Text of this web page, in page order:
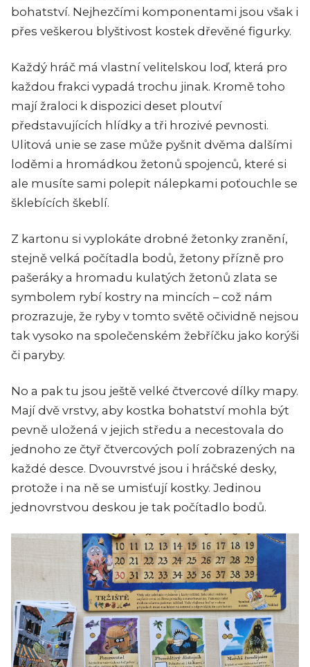
bohatství. Nejhezčími komponentami jsou však i
přes veškerou blyštivost kostek dřevěné figurky.
Každý hráč má vlastní velitelskou loď, která pro
každou frakci vypadá trochu jinak. Kromě toho
mají žraloci k dispozici deset ploutví
představujících hlídky a tři hrozivé pevnosti.
Ulitová unie se zase může pyšnit dvěma dalšími
loděmi a hromádkou žetonů spojenců, které si
ale musíte sami polepit nálepkami poťouchle se
šklebících škeblí.
Z kartonu si vyplokáte drobné žetonky zranění,
stejně velká počítadla bodů, žetony přízně pro
pašeráky a hromadu kulatých žetonů zlata se
symbolem rybí kostry na mincích – což nám
prozrazuje, že ryby v tomto světě očividně nejsou
tak vysoko na společenském žebříčku jako korýši
či paryby.
No a pak tu jsou ještě velké čtvercové dílky mapy.
Mají dvě vrstvy, aby kostka bohatství mohla být
pevně uložená v jejich středu a necestovala do
jednoho ze čtyř čtvercových polí zobrazených na
každé desce. Dvouvrstvé jsou i hráčské desky,
protože i na ně se umisťují kostky. Jedinou
jednovrstvou deskou je tak počítadlo bodů.